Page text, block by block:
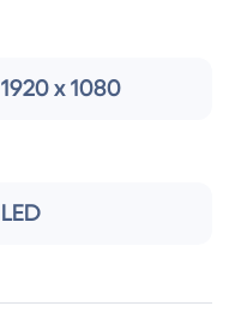
1920 x 1080
LED